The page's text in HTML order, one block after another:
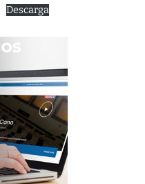
Descarga